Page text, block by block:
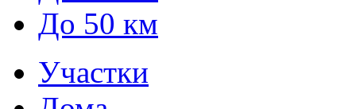
До 50 км
Участки